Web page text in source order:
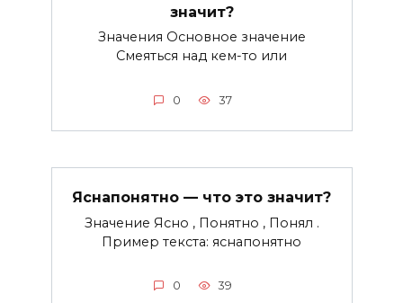
значит?
Значения Основное значение
Смеяться над кем-то или
0 37
Яснапонятно — что это значит?
Значение Ясно , Понятно , Понял .
Пример текста: яснапонятно
0 39